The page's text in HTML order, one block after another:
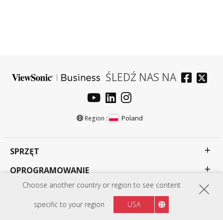
Choose another country or region to see content
specific to your region USA
ŚLEDŹ NAS NA
Region : Poland
SPRZĘT
OPROGRAMOWANIE
EDUCATION SOLUTIONS
BUSINESS SOLUTIONS